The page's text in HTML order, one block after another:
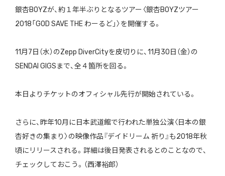
銀杏BOYZが、約１年半ぶりとなるツアー〈銀杏BOYZツアー
2018「GOD SAVE THE わーるど」〉を開催する。
11月7日（水）のZepp DiverCityを皮切りに、11月30日（金）の
SENDAI GIGSまで、全４箇所を回る。
本日よりチケットのオフィシャル先行が開始されている。
さらに、昨年10月に日本武道館で行われた単独公演〈日本の銀
杏好きの集まり〉の映像作品『デイドリーム 祈り』も2018年秋
頃にリリースされる。詳細は後日発表されるとのことなので、
チェックしておこう。（西澤裕郎）